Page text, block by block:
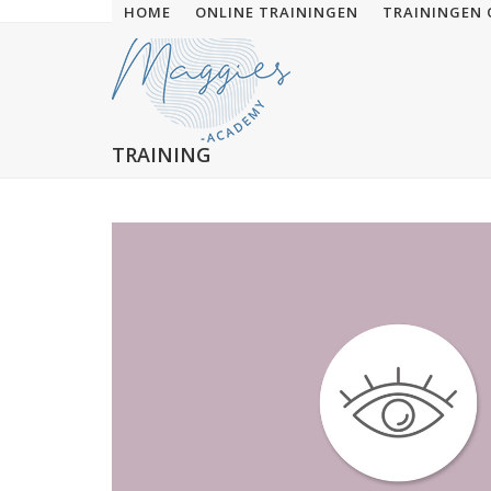
HOME ONLINE TRAININGEN TRAININGEN
TRAINING